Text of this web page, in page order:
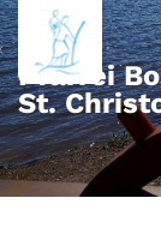
Zum Inhalt
Pfarrei
St.